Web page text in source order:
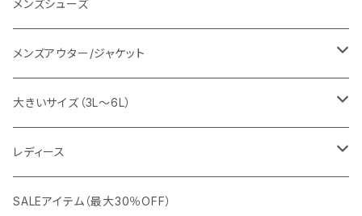
EDWIN
snow peak
G-stage
TETEHOMME
ワイシャツ
シューズ
フォーマル
Tシャツ/ポロシャツ
パーカー/スウェット
ニット
イージーパンツ
スラックス
メンズシューズ
メンズアウター/ジャケット
ジャケット
カジュアルジャケット
ビジネスジャケット
ブルゾン
コート
大きいサイズ（3L～6L）
ビジネス
セットアップ
カジュアル
レディース
アウター
SALEアイテム（最大30％OFF）